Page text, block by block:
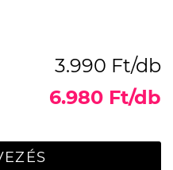
3.990 Ft/db
6.980 Ft/db